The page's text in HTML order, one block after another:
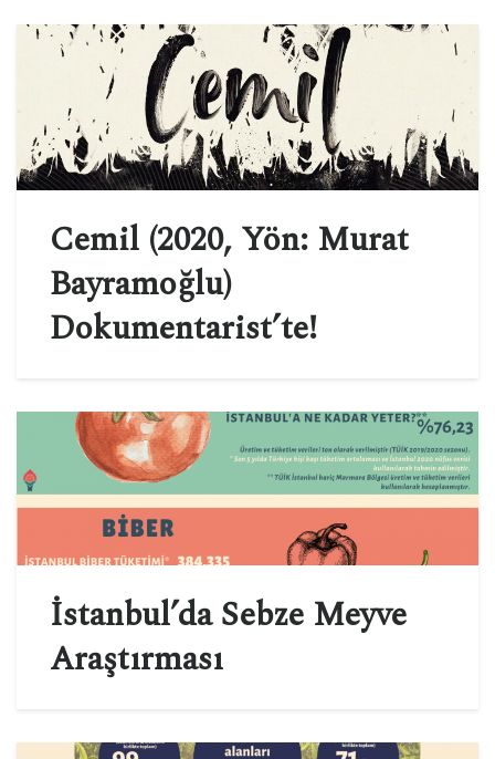
Cemil (2020, Yön: Murat
Bayramoğlu)
Dokumentarist’te!
İstanbul’da Sebze Meyve
Araştırması